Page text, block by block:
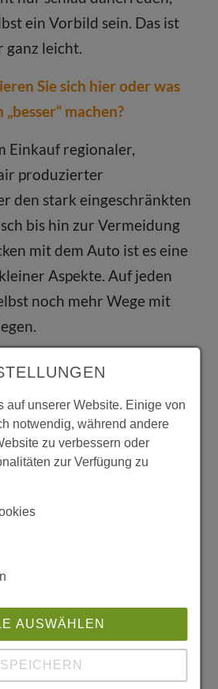
ein Vorbild sein. Das ist
ganz leicht.
Sie sich hier oder was
machen?
Einkauf regionaler,
produzierter
den stark eingeschränkten
bis hin zur Vermeidung
mit dem Auto ist es eine
Aspekte. Auf jeden
noch mehr Wege mit
dem Sie wissen, dass es
sehr bewusst, dass
Klimakiller sind. Darum
für grüne Alternativen.
Horizont. So entstehen
für andere Kulturen.
Begegnungen lassen
und neue Netzwerke
sind deshalb für mich
gesellschaftliche und
auf unserer Website. Einige von
notwendig, während andere
zu verbessern oder
zur Verfügung zu
AUSWÄHLEN
SPEICHERN